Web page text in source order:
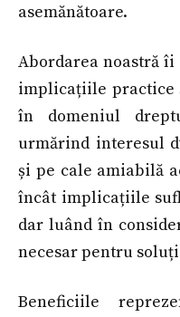
asemănătoare.
Abordarea noastră
implicațiile practice
în domeniul
urmărind interesul
și pe cale amiabilă
încât implicațiile
dar luând în
necesar pentru
Beneficiile